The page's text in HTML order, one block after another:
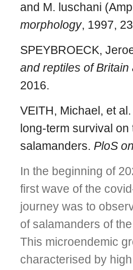
and M. luschani
morphology, 1997,
SPEYBROECK,
and reptiles of Britain
2016.
VEITH, Michael, et
long-term survival
salamanders. PloS
In the beginning of
first wave of the
journey was to
of salamanders of
This microendemic
characterised by